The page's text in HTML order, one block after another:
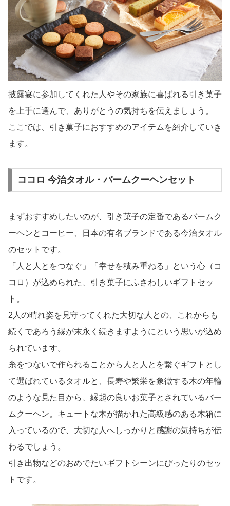
披露宴に参加してくれた人やその家族に喜ばれる引き菓子
を上手に選んで、ありがとうの気持ちを伝えましょう。
ここでは、引き菓子におすすめのアイテムを紹介していき
ます。
ココロ 今治タオル・バームクーヘンセット
まずおすすめしたいのが、引き菓子の定番であるバームク
ーヘンとコーヒー、日本の有名ブランドである今治タオル
のセットです。
「人と人とをつなぐ」「幸せを積み重ねる」という心（コ
コロ）が込められた、引き菓子にふさわしいギフトセッ
ト。
2人の晴れ姿を見守ってくれた大切な人との、これからも
続くであろう縁が末永く続きますようにという思いが込め
られています。
糸をつないで作られることから人と人とを繋ぐギフトとし
て選ばれているタオルと、長寿や繁栄を象徴する木の年輪
のような見た目から、縁起の良いお菓子とされているバー
ムクーヘン。キュートな木が描かれた高級感のある木箱に
入っているので、大切な人へしっかりと感謝の気持ちが伝
わるでしょう。
引き出物などのおめでたいギフトシーンにぴったりのセッ
トです。